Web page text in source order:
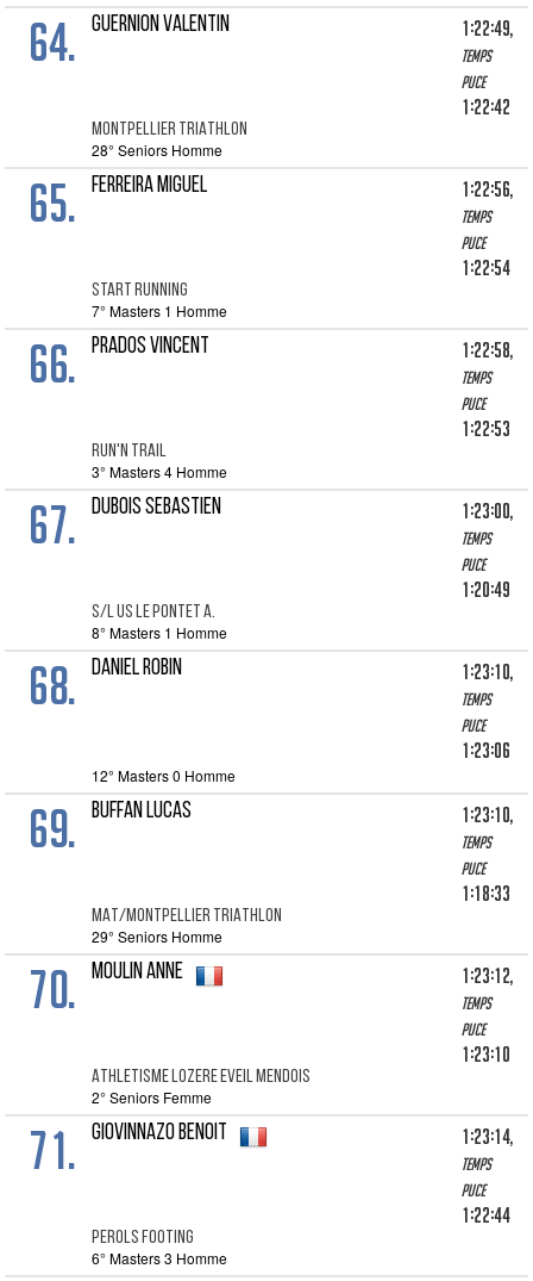
64. GUERNION VALENTIN
MONTPELLIER TRIATHLON
1:22:49,
Temps
puce
1:22:42
28° Seniors Homme
65. FERREIRA MIGUEL
START RUNNING
1:22:56,
Temps
puce
1:22:54
7° Masters 1 Homme
66. PRADOS VINCENT
RUN'N TRAIL
1:22:58,
Temps
puce
1:22:53
3° Masters 4 Homme
67. DUBOIS SEBASTIEN
S/L US LE PONTET A.
1:23:00,
Temps
puce
1:20:49
8° Masters 1 Homme
68. DANIEL ROBIN 1:23:10,
Temps
puce
1:23:06
12° Masters 0 Homme
69. BUFFAN LUCAS
MAT/MONTPELLIER TRIATHLON
1:23:10,
Temps
puce
1:18:33
29° Seniors Homme
70. MOULIN ANNE
ATHLETISME LOZERE EVEIL MENDOIS
1:23:12,
Temps
puce
1:23:10
2° Seniors Femme
71. GIOVINNAZO BENOIT
PEROLS FOOTING
1:23:14,
Temps
puce
1:22:44
6° Masters 3 Homme